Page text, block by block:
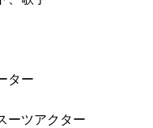
ター
ーツアクター